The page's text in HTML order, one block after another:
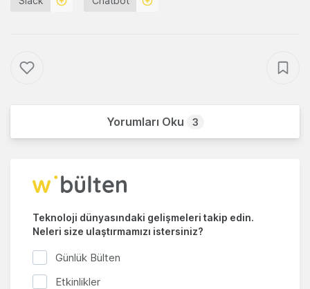
Yorumları Oku 3
Teknoloji dünyasındaki gelişmeleri takip edin.
Neleri size ulaştırmamızı istersiniz?
Günlük Bülten
Etkinlikler